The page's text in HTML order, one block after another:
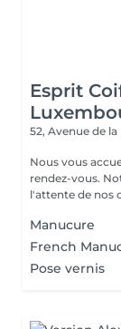
Esprit
52, Avenue de
Nous vous
rendez-vous.
l'attente de nos
Manucure
French
Pose vernis